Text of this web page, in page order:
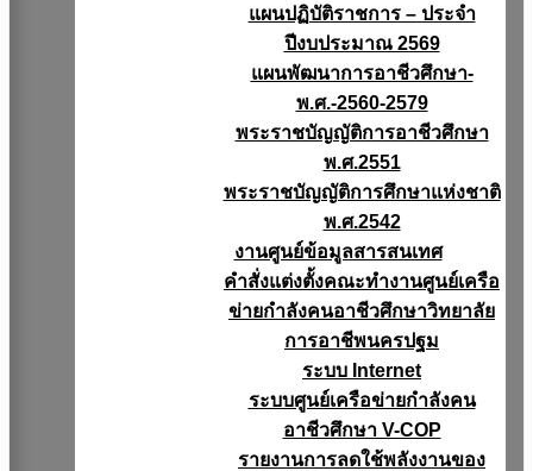
แผนปฏิบัติราชการ – ประจำ
ปีงบประมาณ 2569
แผนพัฒนาการอาชีวศึกษา-
พ.ศ.-2560-2579
พระราชบัญญัติการอาชีวศึกษา
พ.ศ.2551
พระราชบัญญัติการศึกษาแห่งชาติ
พ.ศ.2542
งานศูนย์ข้อมูลสารสนเทศ
คำสั่งแต่งตั้งคณะทำงานศูนย์เครือ
ข่ายกำลังคนอาชีวศึกษาวิทยาลัย
การอาชีพนครปฐม
ระบบ Internet
ระบบศูนย์เครือข่ายกำลังคน
อาชีวศึกษา V-COP
รายงานการลดใช้พลังงานของ